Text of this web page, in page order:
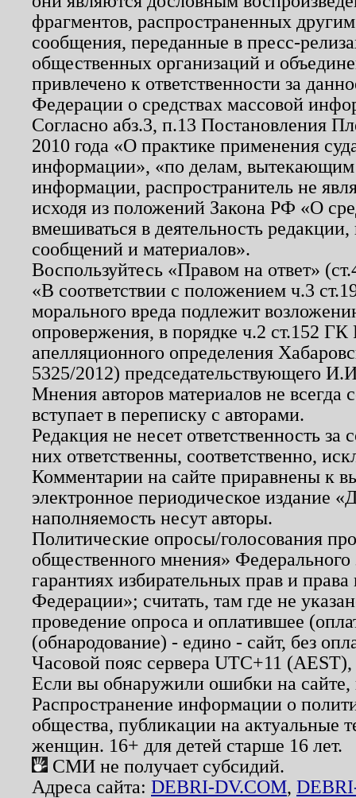
фрагментов, распространенных
сообщения, переданные в пресс-
общественных организаций и
привлечено к ответственности за
Федерации о средствах массовой
Согласно абз.3, п.13 Постановления
2010 года «О практике применения
информации», «по делам, вытекающим
информации, распространитель не
исходя из положений Закона РФ «О
вмешиваться в деятельность
сообщений и материалов».
Воспользуйтесь «Правом на ответ»
«В соответствии с положением ч.3
морального вреда подлежит
опровержения, в порядке ч.2 ст.152
апелляционного определения
5325/2012) председательствующего
Мнения авторов материалов не
вступает в переписку с авторами.
Редакция не несет ответственность
них ответственны, соответственно,
Комментарии на сайте приравнены к
электронное периодическое издание
наполняемость несут авторы.
Политические опросы/голосования
общественного мнения»
гарантиях избирательных прав и
Федерации»; считать, там где не
проведение опроса и оплатившее
(обнародование) - едино - сайт, без
Часовой пояс сервера UTC+11
Если вы обнаружили ошибки на
Распространение информации о
общества, публикации на актуальные
женщин. 16+ для детей старше 16 лет.
СМИ не получает субсидий.
Адреса сайта: DEBRI-DV.COM,